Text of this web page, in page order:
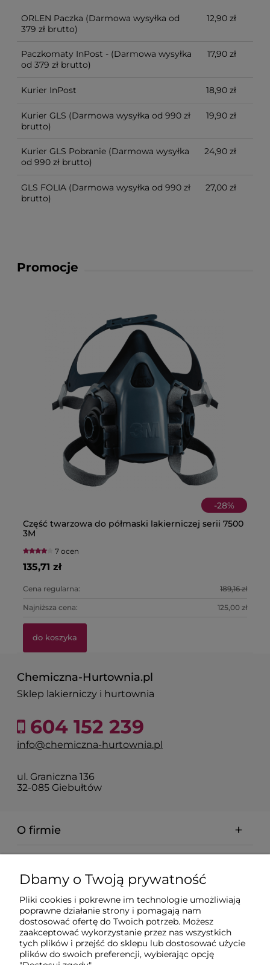
ORLEN Paczka (Darmowa wysyłka od
379 zł brutto)
12,90 zł
Paczkomaty InPost - (Darmowa wysyłka
od 379 zł brutto)
17,90 zł
Kurier InPost 18,90 zł
Kurier GLS (Darmowa wysyłka od 990 zł
brutto)
19,90 zł
Kurier GLS Pobranie (Darmowa wysyłka
od 990 zł brutto)
24,90 zł
GLS FOLIA (Darmowa wysyłka od 990 zł
brutto)
27,00 zł
Promocje
-28%
Część twarzowa do półmaski lakierniczej serii 7500
3M
7 ocen
135,71 zł
Cena regularna: 189,16 zł
Najniższa cena: 125,00 zł
do koszyka
Chemiczna-Hurtownia.pl
Sklep lakierniczy i hurtownia
604 152 239
info@chemiczna-hurtownia.pl
ul. Graniczna 136
32-085 Giebułtów
O firmie
Dostawa
Moje konto
Dbamy o Twoją prywatność
Pliki cookies i pokrewne im technologie umożliwiają
poprawne działanie strony i pomagają nam
dostosować ofertę do Twoich potrzeb. Możesz
zaakceptować wykorzystanie przez nas wszystkich
tych plików i przejść do sklepu lub dostosować użycie
plików do swoich preferencji, wybierając opcję